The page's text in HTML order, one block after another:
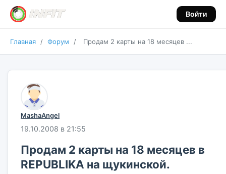
Войти
Главная / Форум / Продам 2 карты на 18 месяцев ...
MashaAngel
19.10.2008 в 21:55
Продам 2 карты на 18 месяцев в
REPUBLIKA на щукинской.